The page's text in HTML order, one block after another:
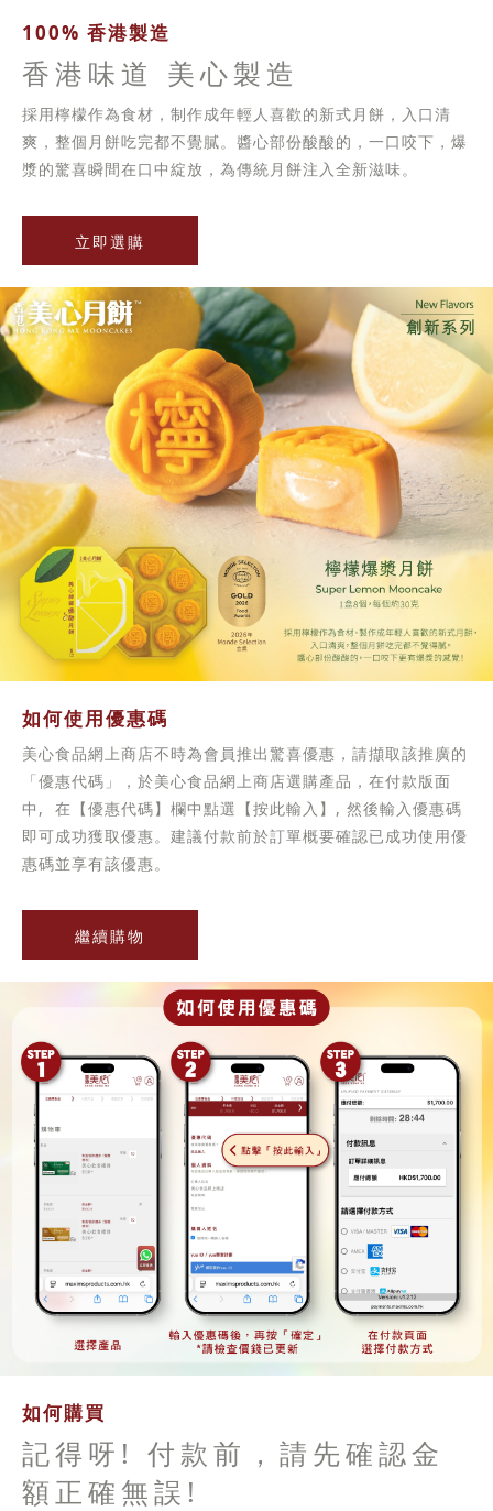
100% 香港製造
香港味道 美心製造
採用檸檬作為食材，制作成年輕人喜歡的新式月餅，入口清
爽，整個月餅吃完都不覺膩。醬心部份酸酸的，一口咬下，爆
漿的驚喜瞬間在口中綻放，為傳統月餅注入全新滋味。
立即選購
如何使用優惠碼
美心食品網上商店不時為會員推出驚喜優惠，請擷取該推廣的
「優惠代碼」，於美心食品網上商店選購產品，在付款版面
中, 在【優惠代碼】欄中點選【按此輸入】, 然後輸入優惠碼
即可成功獲取優惠。建議付款前於訂單概要確認已成功使用優
惠碼並享有該優惠。
繼續購物
如何購買
記得呀! 付款前，請先確認金
額正確無誤!